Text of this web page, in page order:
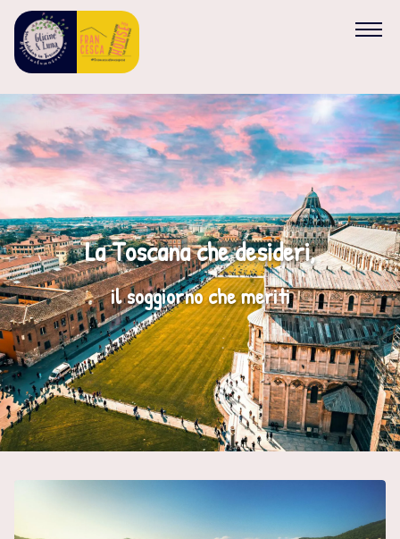
HOME
CHI SIAMO
BB GLICINE & LUNA
FRANCESCA HOUSE
PROMOZIONI
PRENOTA
CONTATTI
La Toscana che desideri,
il soggiorno che meriti